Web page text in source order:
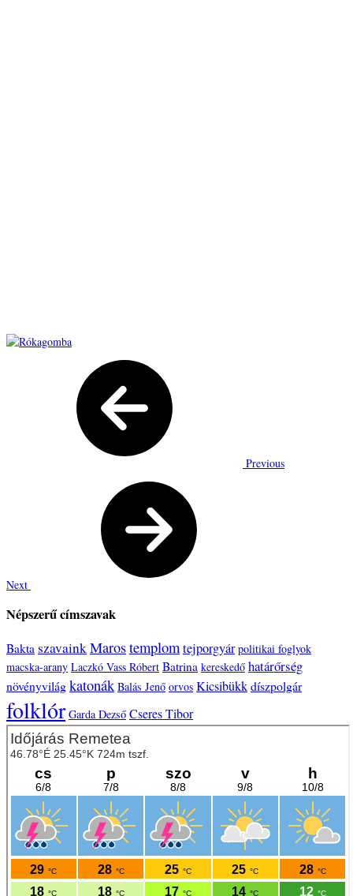
Previous
Next
Népszerű címszavak
Bakta szavaink Marostemplom tejporgyár politikai foglyok
macska-arany Laczkó Vass Róbert Batrina kereskedő határőrség
növényvilágkatonák Balás Jenő orvos Kicsibükkdíszpolgár
folklór Garda Dezső Cseres Tibor